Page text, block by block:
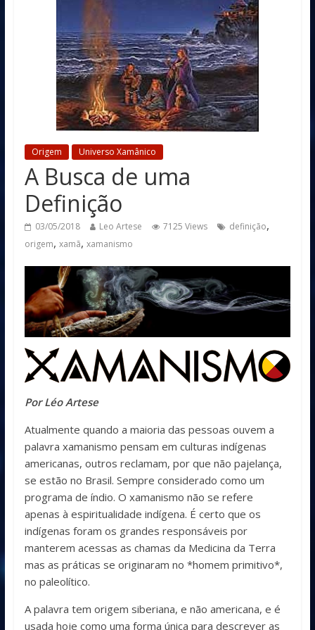
Origem Universo Xamânico
A Busca de uma
Definição
03/05/2018 Leo Artese 7125 Views definição,
origem, xamã, xamanismo
Por Léo Artese
Atualmente quando a maioria das pessoas ouvem a
palavra xamanismo pensam em culturas indígenas
americanas, outros reclamam, por que não pajelança,
se estão no Brasil. Sempre considerado como um
programa de índio. O xamanismo não se refere
apenas à espiritualidade indígena. É certo que os
indígenas foram os grandes responsáveis por
manterem acessas as chamas da Medicina da Terra
mas as práticas se originaram no *homem primitivo*,
no paleolítico.
A palavra tem origem siberiana, e não americana, e é
usada hoje como uma forma única para descrever as